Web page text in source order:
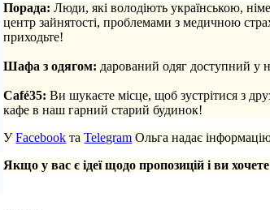
Порада: Люди, які володіють українською,
центр зайнятості, проблемами з медичною
приходьте!
Шафа з одягом: дарований одяг доступний у
Café35: Ви шукаєте місце, щоб зустрітися з
кафе в наш гарний старий будинок!
УFacebook таTelegram Ольга надає
Якщо у вас є ідеї щодо пропозицій і ви